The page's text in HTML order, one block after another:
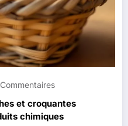
et croquantes
chimiques